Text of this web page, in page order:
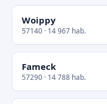
Woippy
57140 · 14 967 hab.
Fameck
57290 · 14 788 hab.